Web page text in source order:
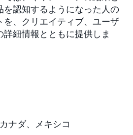
を認知するようになった人の
を、クリエイティブ、ユーザ
細情報とともに提供しま
ナダ、メキシコ